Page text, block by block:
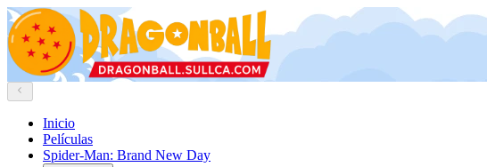
Inicio
Películas
Spider-Man: Brand New Day